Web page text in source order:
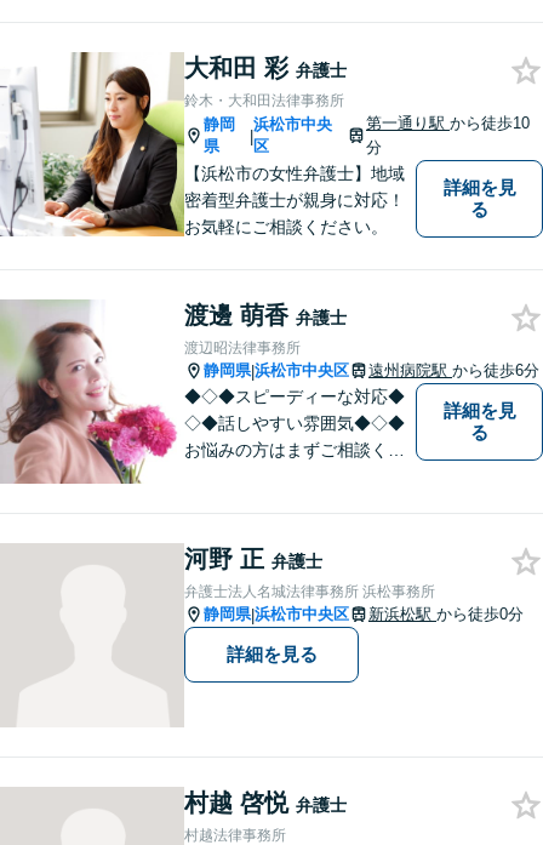
法律事務所】
大和田 彩 弁護士
鈴木・大和田法律事務所
静岡
県
|
浜松市中央
区
第一通り駅 から徒歩10
分
【浜松市の女性弁護士】地域
密着型弁護士が親身に対応！
お気軽にご相談ください。
詳細を見
る
渡邊 萌香 弁護士
渡辺昭法律事務所
静岡県|浜松市中央区 遠州病院駅 から徒歩6分
◆◇◆スピーディーな対応◆
◇◆話しやすい雰囲気◆◇◆
お悩みの方はまずご相談くだ
詳細を見
る
河野 正 弁護士
弁護士法人名城法律事務所 浜松事務所
静岡県|浜松市中央区 新浜松駅 から徒歩0分
詳細を見る
村越 啓悦 弁護士
村越法律事務所